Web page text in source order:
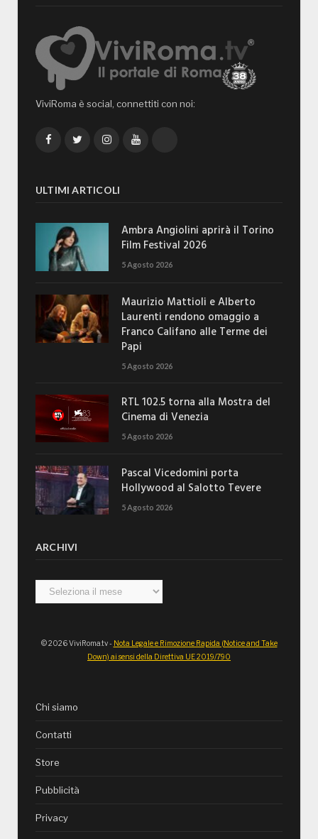
ViviRoma è social, connettiti con noi:
FacebookTwitterInstagramYouTube
ULTIMI ARTICOLI
Ambra Angiolini aprirà il Torino
Film Festival 2026
5 Agosto 2026
Maurizio Mattioli e Alberto
Laurenti rendono omaggio a
Franco Califano alle Terme dei
Papi
5 Agosto 2026
RTL 102.5 torna alla Mostra del
Cinema di Venezia
5 Agosto 2026
Pascal Vicedomini porta
Hollywood al Salotto Tevere
5 Agosto 2026
ARCHIVI
Archivi
© 2026 ViviRoma.tv - Nota Legale e Rimozione Rapida (Notice and Take
Down) ai sensi della Direttiva UE 2019/790
Chi siamo
Contatti
Store
Pubblicità
Privacy